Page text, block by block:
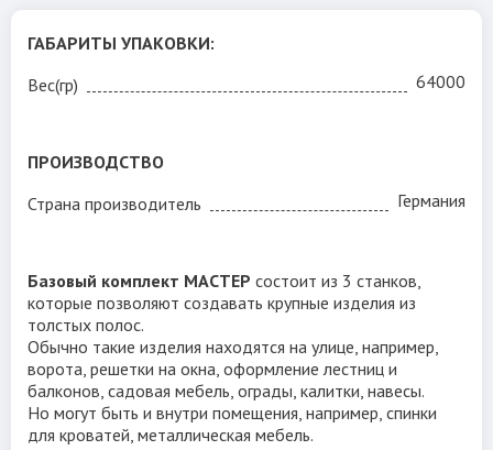
ГАБАРИТЫ УПАКОВКИ:
Вес(гр)
64000
ПРОИЗВОДСТВО
Страна производитель
Германия
Базовый комплект МАСТЕР состоит из 3 станков,
которые позволяют создавать крупные изделия из
толстых полос.
Обычно такие изделия находятся на улице, например,
ворота, решетки на окна, оформление лестниц и
балконов, садовая мебель, ограды, калитки, навесы.
Но могут быть и внутри помещения, например, спинки
для кроватей, металлическая мебель.
КОМПЛЕКТАЦИЯ:
— Мастер Комби 40х40х18 см. Вес 22 кг.
— Мастер Твистер 59х20х17 см. Вес 24 кг.
Eisenkraft MASTER FORMER 3/7